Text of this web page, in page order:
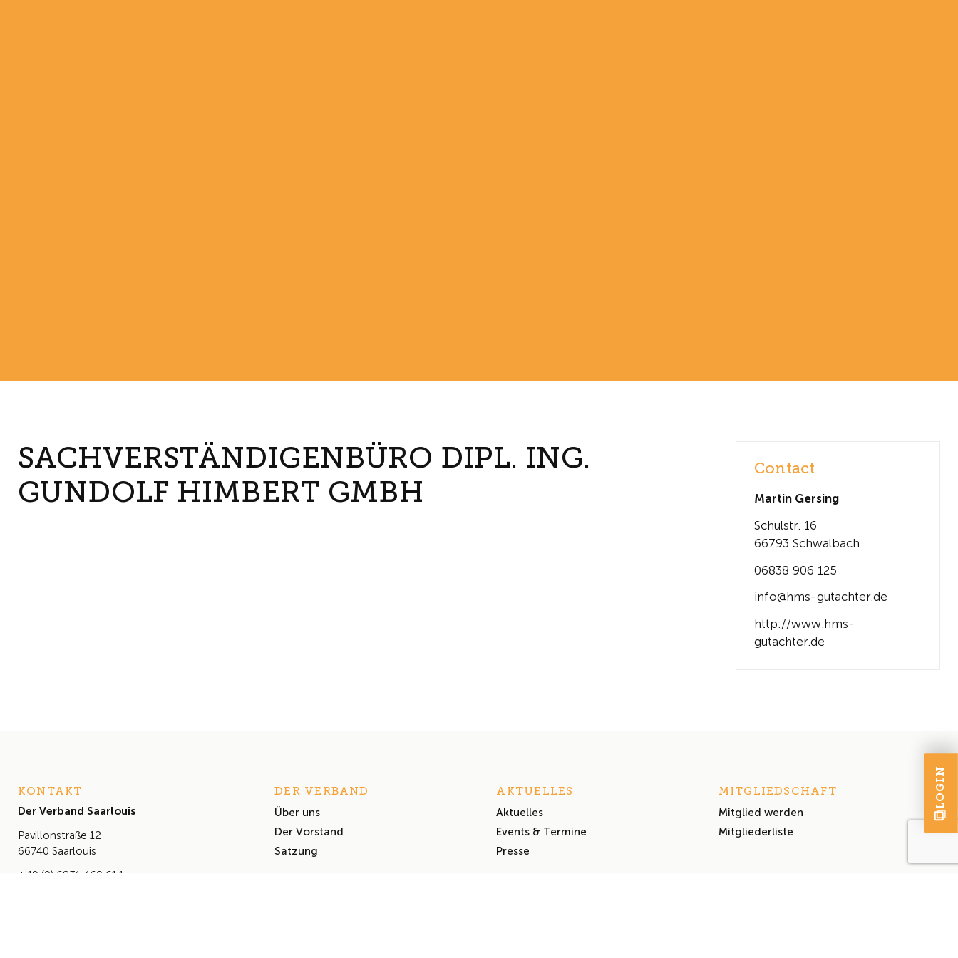
SACHVERSTÄNDIGENBÜRO DIPL. ING.
GUNDOLF HIMBERT GMBH
Contact
Martin Gersing
Schulstr. 16
66793 Schwalbach
06838 906 125
info@hms-gutachter.de
http://www.hms-
gutachter.de
KONTAKT
Der Verband Saarlouis
Pavillonstraße 12
66740 Saarlouis
+49 (0) 6831 460 614
DER VERBAND
Über uns
Der Vorstand
Satzung
AKTUELLES
Aktuelles
Events & Termine
Presse
MITGLIEDSCHAFT
Mitglied werden
Mitgliederliste
LOGIN